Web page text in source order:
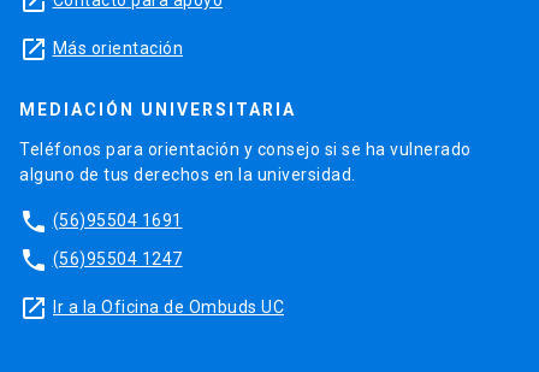
launch Más orientación
MEDIACIÓN UNIVERSITARIA
Teléfonos para orientación y consejo si se ha vulnerado
alguno de tus derechos en la universidad.
phone (56)95504 1691
phone (56)95504 1247
launch Ir a la Oficina de Ombuds UC